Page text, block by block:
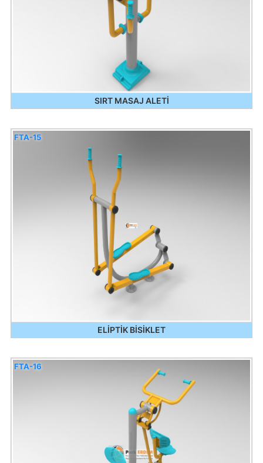
SIRT MASAJ ALETİ
ELİPTİK BİSİKLET
FTA-15
FTA-16